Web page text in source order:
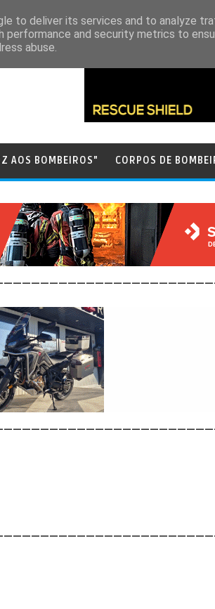
AOS BOMBEIROS" CORPOS DE
to deliver its services and to analyze
performance and security metrics to
abuse.